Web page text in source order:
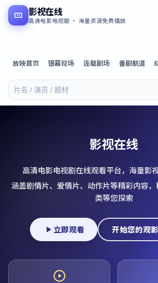
影视在线
高清电影电视剧 · 海量资源免费播放
放映首页 银幕现场 连载剧场 番剧航道
影视在线
高清电影电视剧在线观看平台，海量影
涵盖剧情片、爱情片、动作片等精彩内容
类等您探索
立即观看 开始您的观